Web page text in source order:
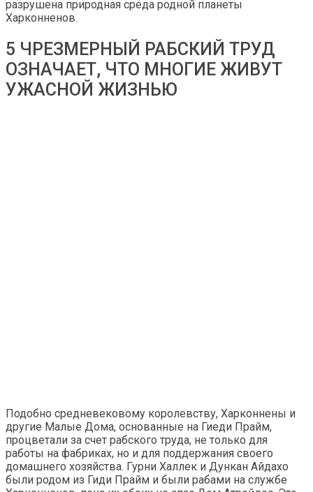
разрушена природная среда родной планеты
Харконненов.
5 ЧРЕЗМЕРНЫЙ РАБСКИЙ ТРУД
ОЗНАЧАЕТ, ЧТО МНОГИЕ ЖИВУТ
УЖАСНОЙ ЖИЗНЬЮ
Подобно средневековому королевству, Харконнены и
другие Малые Дома, основанные на Гиеди Прайм,
процветали за счет рабского труда, не только для
работы на фабриках, но и для поддержания своего
домашнего хозяйства. Гурни Халлек и Дункан Айдахо
были родом из Гиди Прайм и были рабами на службе